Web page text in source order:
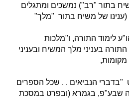
בתור "רב") נמשכים ומתגלים
(ענינו של משיח בתור "מלך"
לימוד התורה, ו"מלכות
בעניני מלך המשיח ובעניני
מקומות,
הנביאים . . שכל הספרים
שבע"פ, בגמרא (ובפרט במסכת